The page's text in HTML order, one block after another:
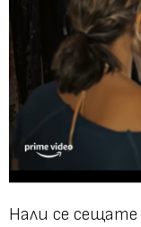
Нали се сещате